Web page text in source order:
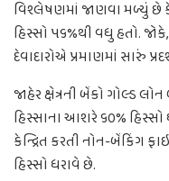
વિશ્લેષણમાં જાણવા મળ્યું છે
હિસ્સો ૫૬%થી વધુ હતો.
દેવાદારોએ પ્રમાણમાં સારું
જાહેર ક્ષેત્રની બેંકો ગોલ્ડ
હિસ્સાના આશરે ૬૦% હિસ્સો
કેન્દ્રિત કરતી નોન-બેંકિંગ
હિસ્સો ધરાવે છે.